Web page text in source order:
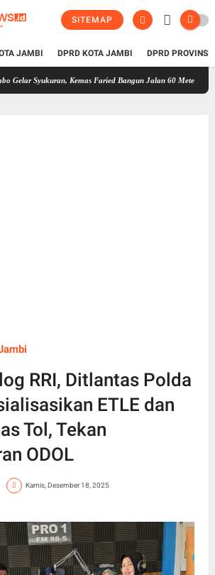
SITEMAP
JAMBI DPRD KOTA JAMBI DPRD
Kemas Faried Bangun Jalan 60 Meter Lewat Pokir
RRI, Ditlantas Polda
ETLE dan
Tol, Tekan
ODOL
Kamis, Desember 18, 2025